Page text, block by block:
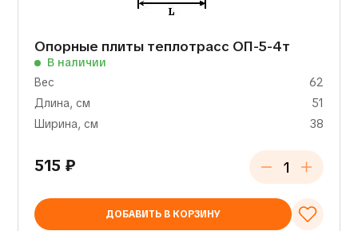
Опорные плиты теплотрасс ОП-5-4т
В наличии
Вес
62
Длина, см
51
Ширина, см
38
515 ₽
ДОБАВИТЬ В КОРЗИНУ